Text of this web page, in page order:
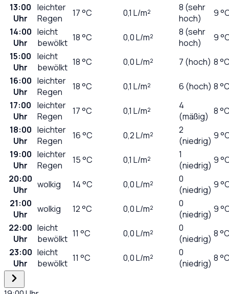
13:00
Uhr
leichter
Regen
17°C 0,1 L/m²
8 (sehr
hoch)
9
14:00
Uhr
leicht
bewölkt 18°C 0,0L/m²
8 (sehr
hoch)
9
15:00
Uhr
leicht
bewölkt 18°C 0,0L/m² 7 (hoch) 8
16:00
Uhr
leichter
Regen
18°C 0,1 L/m² 6 (hoch) 8
17:00
Uhr
leichter
Regen
17°C 0,1 L/m²
4
(mäßig) 8
18:00
Uhr
leichter
Regen
16°C 0,2L/m²
2
(niedrig) 9
19:00
Uhr
leichter
Regen
15°C 0,1 L/m²
1
(niedrig) 9
20:00
Uhr
wolkig 14°C 0,0L/m²
0
(niedrig) 9
21:00
Uhr
wolkig 12°C 0,0L/m²
0
(niedrig) 9
22:00
Uhr
leicht
bewölkt 11 °C 0,0L/m²
0
(niedrig) 8
23:00
Uhr
leicht
bewölkt 11 °C 0,0L/m²
0
(niedrig) 8